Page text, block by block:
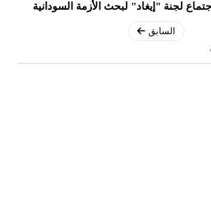
لجنة "إيغاد" لبحث الأزمة السودانية
السابق